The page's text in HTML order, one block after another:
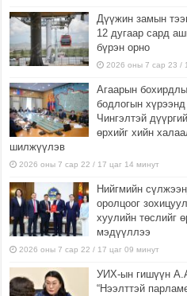
Дүүжин замын
12 дугаар сард
бүрэн орно
2026 оны 7 сар 23 /
Агаарын
бодлогын
Чингэлтэй
өрхийг хийн
шилжүүлэв
2026 оны 7 сар 22 / 17 цаг 14 минут
Нийгмийн
оролцоог
хуулийн төслийг
мэдүүллээ
2026 оны 7 сар 22 / 17 цаг 09 минут
УИХ-ын гишүүн
“Нээлттэй